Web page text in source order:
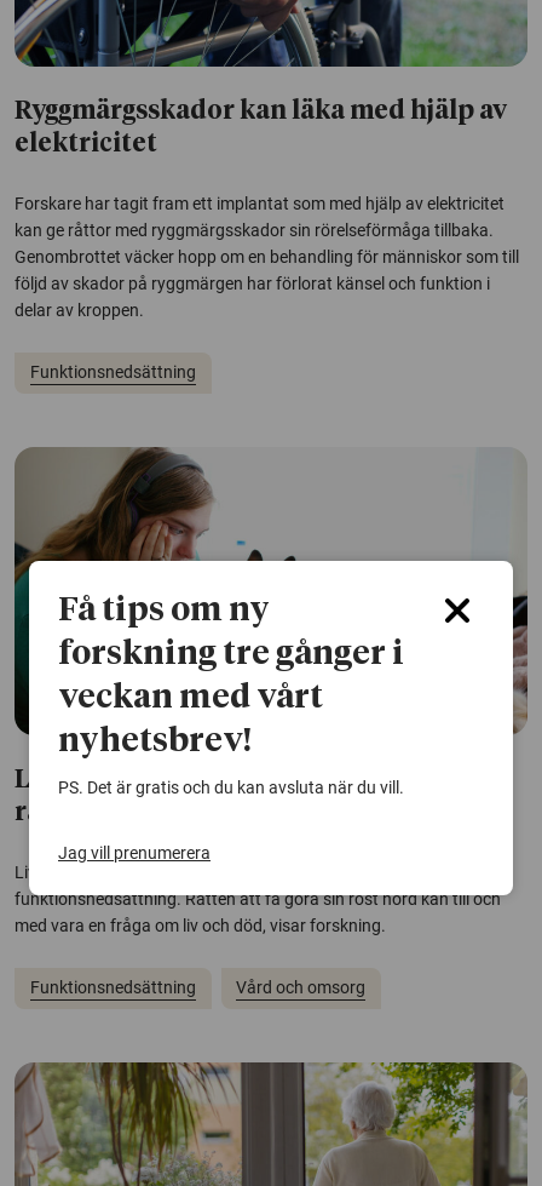
Ryggmärgsskador kan läka med hjälp av
elektricitet
Forskare har tagit fram ett implantat som med hjälp av elektricitet
kan ge råttor med ryggmärgsskador sin rörelseförmåga tillbaka.
Genombrottet väcker hopp om en behandling för människor som till
följd av skador på ryggmärgen har förlorat känsel och funktion i
delar av kroppen.
Funktionsnedsättning
Lyssna på funktionsnedsatta – det kan
rädda liv
Liv värderas olika beroende på om man har en
funktionsnedsättning. Rätten att få göra sin röst hörd kan till och
med vara en fråga om liv och död, visar forskning.
Funktionsnedsättning Vård och omsorg
Få tips om ny
forskning tre gånger i
veckan med vårt
nyhetsbrev!
PS. Det är gratis och du kan avsluta när du vill.
Jag vill prenumerera